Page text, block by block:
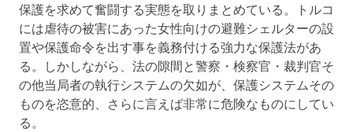
保護を求めて奮闘する実態を取りまとめている。トルコ
には虐待の被害にあった女性向けの避難シェルターの設
置や保護命令を出す事を義務付ける強力な保護法があ
る。しかしながら、法の隙間と警察・検察官・裁判官そ
の他当局者の執行システムの欠如が、保護システムその
ものを恣意的、さらに言えば非常に危険なものにしてい
る。